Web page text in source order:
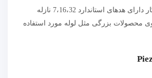
پرینترهای درشت نگار دارای هدهای استاندارد 7،16،32 نازله
محصولات بزرگی مثل لوله مورد استفاده